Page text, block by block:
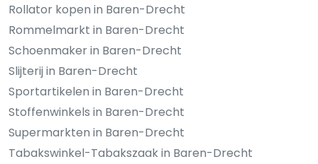
Rollator kopen in Baren-Drecht
Rommelmarkt in Baren-Drecht
Schoenmaker in Baren-Drecht
Slijterij in Baren-Drecht
Sportartikelen in Baren-Drecht
Stoffenwinkels in Baren-Drecht
Supermarkten in Baren-Drecht
Tabakswinkel-Tabakszaak in Baren-Drecht